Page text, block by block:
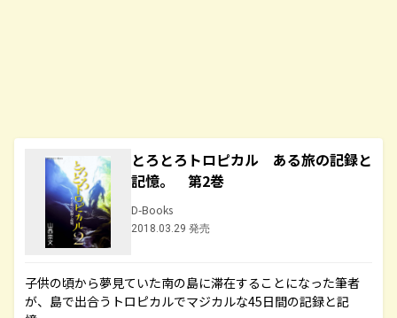
とろとろトロピカル ある旅の記録と
記憶。 第2巻
D-Books
2018.03.29 発売
子供の頃から夢見ていた南の島に滞在することになった筆者
が、島で出合うトロピカルでマジカルな45日間の記録と記